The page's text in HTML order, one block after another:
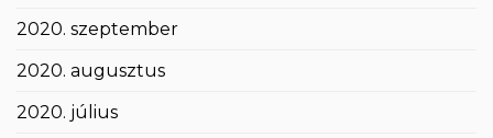
2020. szeptember
2020. augusztus
2020. július